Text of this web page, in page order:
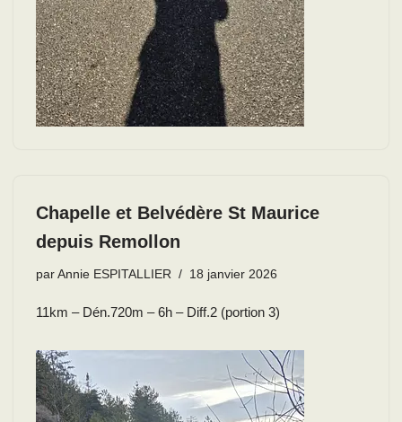
Chapelle et Belvédère St Maurice
depuis Remollon
par Annie ESPITALLIER 18 janvier 2026
11km – Dén.720m – 6h – Diff.2 (portion 3)